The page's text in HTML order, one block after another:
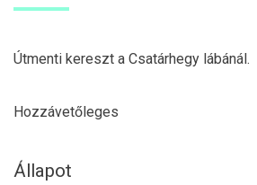
Útmenti kereszt a Csatárhegy lábánál.
Hozzávetőleges
Állapot